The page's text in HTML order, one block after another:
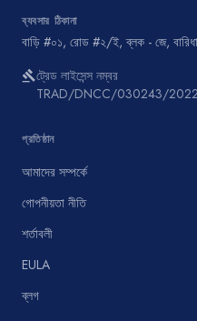
ব্যবসার ঠিকানা
বাড়ি #০১, রোড #২/ই, ব্লক - জে,
gavelট্রেড লাইসেন্স নম্বর
TRAD/DNCC/030243/2022
প্রতিষ্ঠান
আমাদের সম্পর্কে
গোপনীয়তা নীতি
শর্তাবলী
EULA
ব্লগ